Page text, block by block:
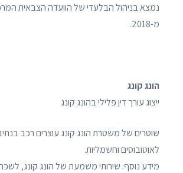
מ-2018.
הונג קונג
ייצוג עורך דין פלילי בהונג קונג
שוטרים של משטרת הונג קונג עוצרים רכב
לאוטובוסים וחשמליות.
מידע נוסף: שירותי משמעת של הונג קונג,